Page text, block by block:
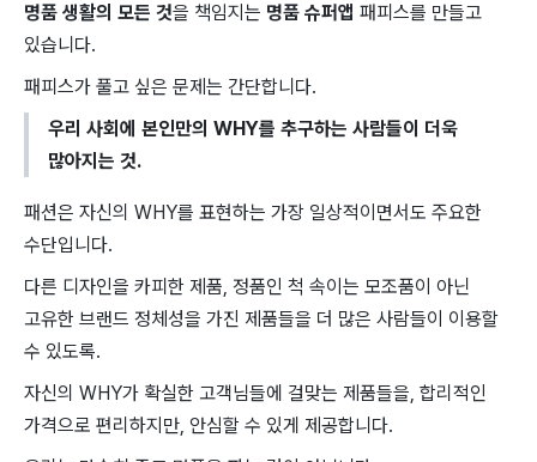
명품 생활의 모든 것을 책임지는 명품 슈퍼앱 패피스를 만들고
있습니다.
패피스가 풀고 싶은 문제는 간단합니다.
우리 사회에 본인만의 WHY를 추구하는 사람들이 더욱
많아지는 것.
패션은 자신의 WHY를 표현하는 가장 일상적이면서도 주요한
수단입니다.
다른 디자인을 카피한 제품, 정품인 척 속이는 모조품이 아닌
고유한 브랜드 정체성을 가진 제품들을 더 많은 사람들이 이용할
수 있도록.
자신의 WHY가 확실한 고객님들에 걸맞는 제품들을, 합리적인
가격으로 편리하지만, 안심할 수 있게 제공합니다.